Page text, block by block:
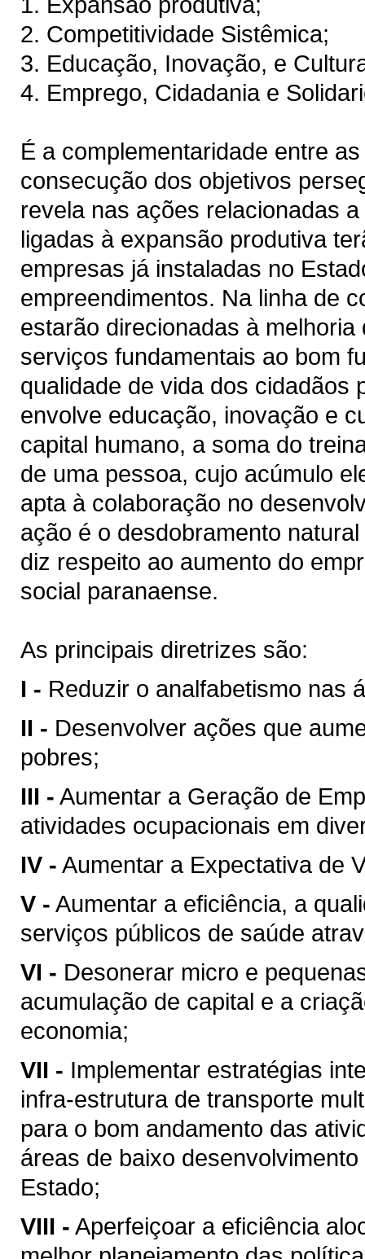
2. Competitividade Sistêmica;
3. Educação, Inovação, e
4. Emprego, Cidadania e
É a complementaridade entre
consecução dos objetivos
revela nas ações relacionadas
ligadas à expansão produtiva
empresas já instaladas no
empreendimentos. Na linha de
estarão direcionadas à
serviços fundamentais ao bom
qualidade de vida dos cidadãos
envolve educação, inovação e
capital humano, a soma do
de uma pessoa, cujo acúmulo
apta à colaboração no
ação é o desdobramento
diz respeito ao aumento do
social paranaense.
As principais diretrizes são:
I - Reduzir o analfabetismo nas
II - Desenvolver ações que
pobres;
III - Aumentar a Geração de
atividades ocupacionais em
IV - Aumentar a Expectativa de
V - Aumentar a eficiência, a
serviços públicos de saúde
VI - Desonerar micro e
acumulação de capital e a
economia;
VII - Implementar estratégias
infra-estrutura de transporte
para o bom andamento das
áreas de baixo
Estado;
VIII - Aperfeiçoar a eficiência